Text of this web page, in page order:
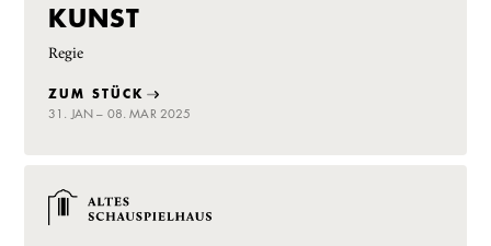
KUNST
Regie
ZUM STÜCK
31. JAN – 08. MAR 2025